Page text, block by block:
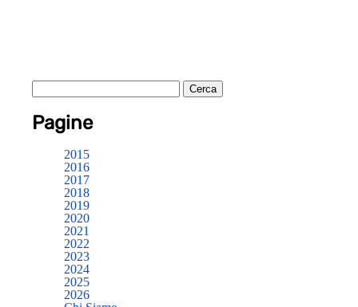
Pagine
2015
2016
2017
2018
2019
2020
2021
2022
2023
2024
2025
2026